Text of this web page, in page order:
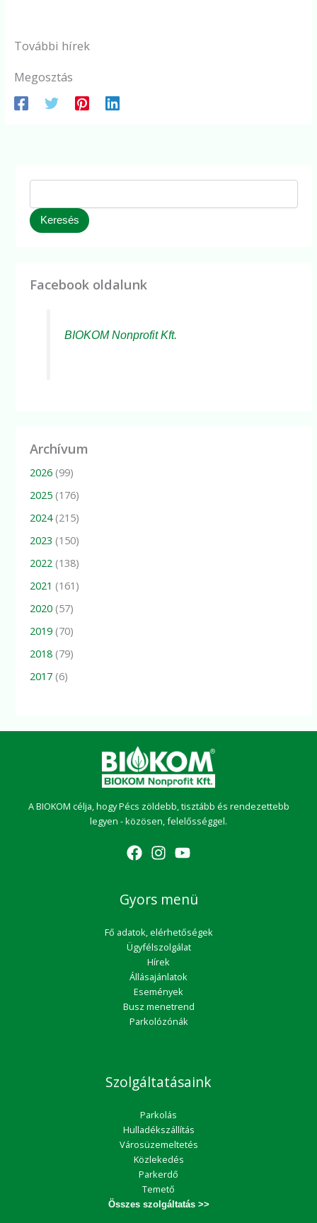
További hírek
Megosztás
Keresés
Facebook oldalunk
BIOKOM Nonprofit Kft.
Archívum
2026 (99)
2025 (176)
2024(215)
2023 (150)
2022 (138)
2021 (161)
2020 (57)
2019 (70)
2018 (79)
2017 (6)
A BIOKOM célja, hogy Pécs zöldebb, tisztább és rendezettebb
legyen - közösen, felelősséggel.
Gyors menü
Fő adatok, elérhetőségek
Ügyfélszolgálat
Hírek
Állásajánlatok
Események
Busz menetrend
Parkolózónák
Szolgáltatásaink
Parkolás
Hulladékszállítás
Városüzemeltetés
Közlekedés
Parkerdő
Temető
Összes szolgáltatás >>